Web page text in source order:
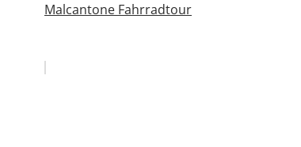
Malcantone Fahrradtour